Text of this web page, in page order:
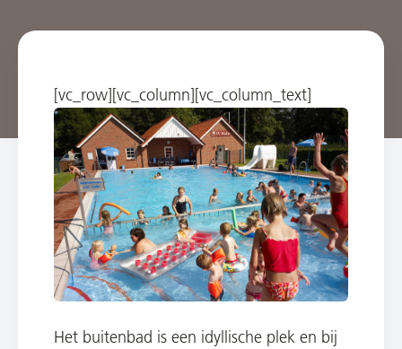
[vc_row][vc_column][vc_column_text]
Het buitenbad is een idyllische plek en bij